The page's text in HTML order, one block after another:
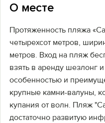
О месте
Протяженность пляжа
четырехсот метров,
метров. Вход на пляж
взять в аренду шезлонг
особенностью и
крупные камни-валуны,
купания от волн. Пляж
достаточно развитую